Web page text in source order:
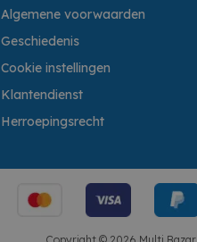
Algemene voorwaarden
Geschiedenis
Cookie instellingen
Klantendienst
Herroepingsrecht